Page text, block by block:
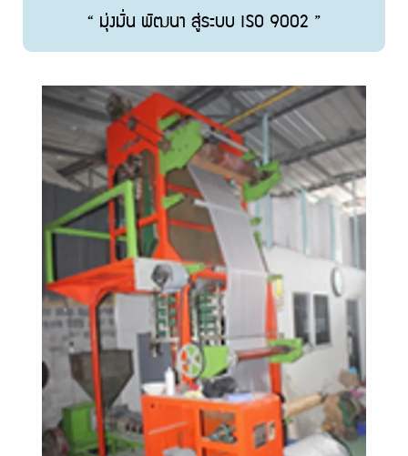
“ มุ่งมั่น พัฒนา สู่ระบบ ISO 9002 ”